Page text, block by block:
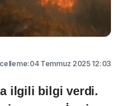
Temmuz 2025 12:03
ilgili bilgi verdi.